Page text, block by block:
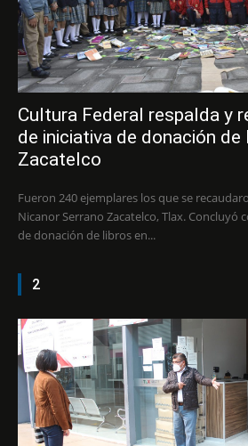
Cultura Federal respalda y
de iniciativa de donación de
Zacatelco
Fueron 240 ejemplares los que se
Nicanor Serrano Zacatelco, Tlax. Concluyó con gran éxito la campaña
de donación de libros en...
2